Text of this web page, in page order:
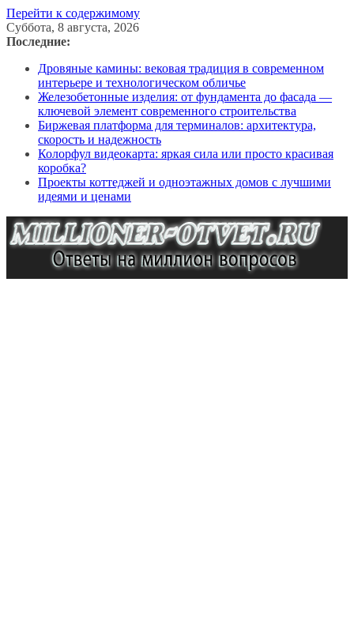
Перейти к содержимому
Суббота, 8 августа, 2026
Последние:
Дровяные камины: вековая традиция в современном
интерьере и технологическом обличье
Железобетонные изделия: от фундамента до фасада —
ключевой элемент современного строительства
Биржевая платформа для терминалов: архитектура,
скорость и надежность
Колорфул видеокарта: яркая сила или просто красивая
коробка?
Проекты коттеджей и одноэтажных домов с лучшими
идеями и ценами